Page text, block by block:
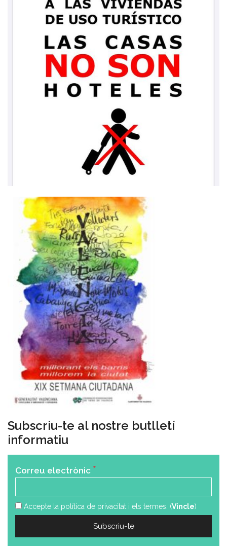
Subscriu-te al nostre butlletí
informatiu
Correu electrònic *
Accepte la política de privacitat i els termes. (Vincle)